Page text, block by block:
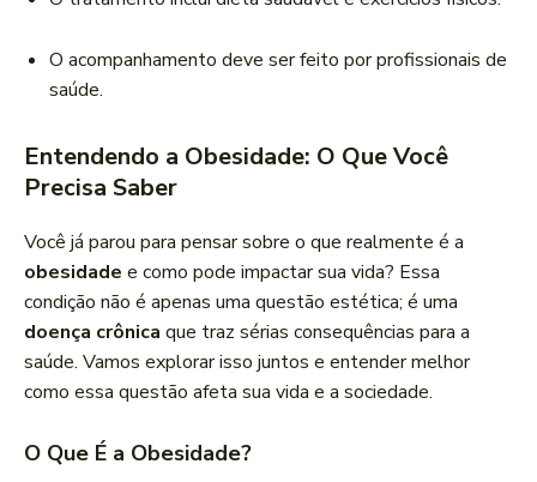
O acompanhamento deve ser feito por profissionais de
saúde.
Entendendo a Obesidade: O Que Você
Precisa Saber
Você já parou para pensar sobre o que realmente é a
obesidade e como pode impactar sua vida? Essa
condição não é apenas uma questão estética; é uma
doença crônica que traz sérias consequências para a
saúde. Vamos explorar isso juntos e entender melhor
como essa questão afeta sua vida e a sociedade.
O Que É a Obesidade?